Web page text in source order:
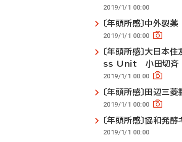
2019/1/1 00:00
〔年頭所感〕中外
2019/1/1 00:00
〔年頭所感〕大日
ss Unit 小田切斉
2019/1/1 00:00
〔年頭所感〕田辺三
2019/1/1 00:00
〔年頭所感〕協和発
2019/1/1 00:00